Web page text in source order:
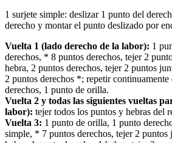
1 surjete simple: deslizar 1 punto del
derecho y montar el punto deslizado por
Vuelta 1 (lado derecho de la labor): 1
derechos, * 8 puntos derechos, tejer 2
hebra, 2 puntos derechos, tejer 2 puntos
2 puntos derechos *; repetir
derechos, 1 punto de orilla.
Vuelta 2 y todas las siguientes vueltas
labor): tejer todos los puntos y hebras del
Vuelta 3: 1 punto de orilla, 1 punto
simple, * 7 puntos derechos, tejer 2 puntos